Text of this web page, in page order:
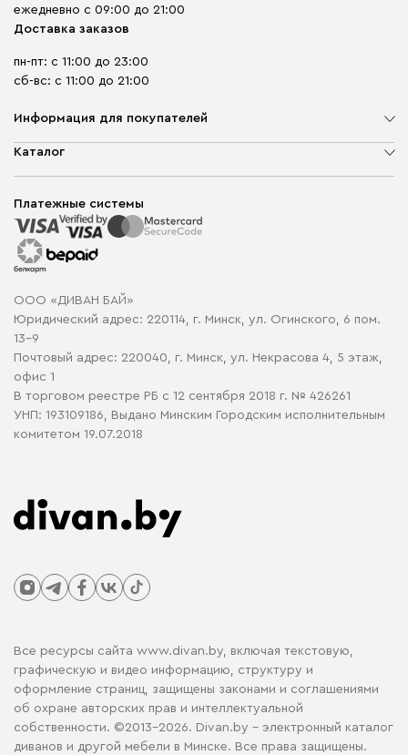
ежедневно с 09:00 до 21:00
Доставка заказов
пн-пт: с 11:00 до 23:00
сб-вс: с 11:00 до 21:00
Информация для покупателей
О компании
Способы оплаты
Рассрочка и кредит
Гарантия
Карта сайта
Политика конфиденциальности
Политика в отношении обработки cookie
Каталог
Корпусная мебель
Распродажа мебели
Платежные системы
ООО «ДИВАН БАЙ»
Юридический адрес: 220114, г. Минск, ул. Огинского, 6 пом.
13-9
Почтовый адрес: 220040, г. Минск, ул. Некрасова 4, 5 этаж,
офис 1
В торговом реестре РБ с 12 сентября 2018 г. № 426261
УНП: 193109186, Выдано Минским Городским исполнительным
комитетом 19.07.2018
Все ресурсы сайта www.divan.by, включая текстовую,
графическую и видео информацию, структуру и
оформление страниц, защищены законами и соглашениями
об охране авторских прав и интеллектуальной
собственности. ©2013-2026. Divan.by - электронный каталог
диванов и другой мебели в Минске. Все права защищены.